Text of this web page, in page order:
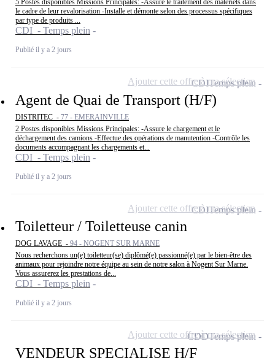
le cadre de leur revalorisation -Installe et démonte selon des processus spécifiques
par type de produits ...
CDI - Temps plein
Publié il y a 2 jours
Agent de Quai de Transport (H/F)
DISTRITEC - 77 - EMERAINVILLE
2 Postes disponibles Missions Principales: -Assure le chargement et le
déchargement des camions -Effectue des opérations de manutention -Contrôle les
documents accompagnant les chargements et...
CDI - Temps plein
Publié il y a 2 jours
CDITemps plein
Ajouter cette offre à ma sélection
Toiletteur / Toiletteuse canin
DOG LAVAGE - 94 - NOGENT SUR MARNE
Nous recherchons un(e) toiletteur(se) diplômé(e) passionné(e) par le bien-être des
animaux pour rejoindre notre équipe au sein de notre salon à Nogent Sur Marne.
Vous assurerez les prestations de...
CDI - Temps plein
Publié il y a 2 jours
CDITemps plein
Ajouter cette offre à ma sélection
VENDEUR SPECIALISE H/F
CDDTemps plein
Ajouter cette offre à ma sélection